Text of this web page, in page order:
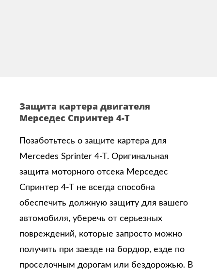
Защита картера двигателя
Мерседес Спринтер 4-Т
Позаботьтесь о защите картера для
Mercedes Sprinter 4-T. Оригинальная
защита моторного отсека Мерседес
Спринтер 4-Т не всегда способна
обеспечить должную защиту для вашего
автомобиля, уберечь от серьезных
повреждений, которые запросто можно
получить при заезде на бордюр, езде по
проселочным дорогам или бездорожью. В